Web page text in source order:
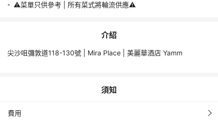
出行當日自行前往集合地點出示憑證打印本或以手機出示電子憑證
⚠️菜單只供參考 | 所有菜式將輪流供應⚠️
介紹
尖沙咀彌敦道118-130號 | Mira Place | 美麗華酒店 Yamm
須知
費用